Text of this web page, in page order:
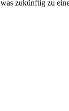
zukünftig zu